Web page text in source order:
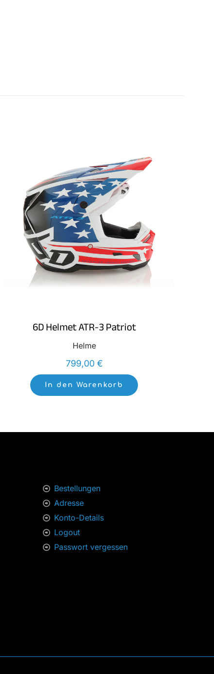
6D Helmet ATR-3 Patriot
Helme
799,00 €
In den Warenkorb
Bestellungen
Adresse
Konto-Details
Logout
Passwort vergessen